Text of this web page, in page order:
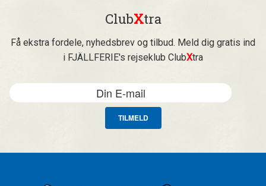
ClubXtra
Få ekstra fordele, nyhedsbrev og tilbud. Meld dig gratis ind
i FJÄLLFERIE's rejseklub ClubXtra
TILMELD